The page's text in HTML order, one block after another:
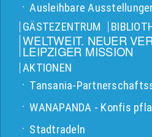
Ausleihbare
GÄSTEZENTRUM
WELTWEIT. NEUER
LEIPZIGER MISSION
AKTIONEN
Tansania-
WANAPANDA - Konfis
Stadtradeln